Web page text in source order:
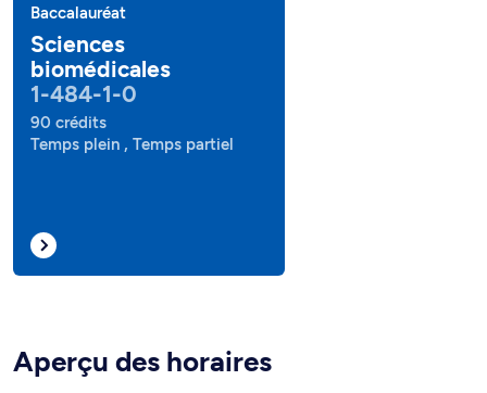
Baccalauréat
Sciences
biomédicales
1-484-1-0
90 crédits
Temps plein , Temps partiel
Aperçu des horaires